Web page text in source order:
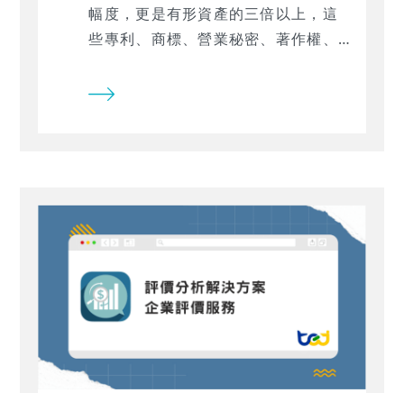
幅度，更是有形資產的三倍以上，這
些專利、商標、營業秘密、著作權、
無形資產，對企業的重要性已不亞於
判斷。由於無形資產評價過程複雜，
若關鍵參數缺乏充足的數據佐證，報
業帶來合規風險與財務損失。